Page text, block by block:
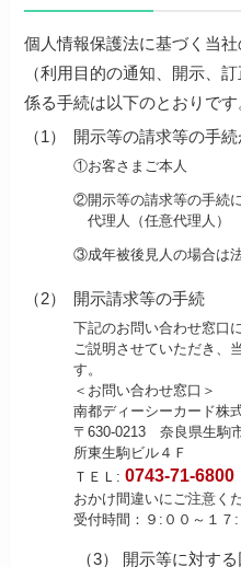
個人情報保護法に基づく当
（利用目的の通知、開示、
係る手続は以下のとおりです
（1）
開示等の請求等の手
①お客さまご本人
②開示等の請求等の手続
代理人（任意代理人）
③成年被後見人の場合は
（2） 開示請求等の手続
下記のお問い合わせ窓口
ご説明させていただき、
す。
＜お問い合わせ窓口＞
南都ディーシーカード株
〒630-0213 奈良県生駒
所東生駒ビル４Ｆ
ＴＥＬ:0743-71-6800
おかけ間違いにご注意く
受付時間：９:００～１７
（3） 開示等に対す